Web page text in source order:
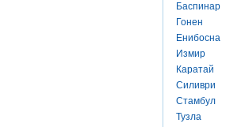
Баспинар
Гонен
Енибосна
Измир
Каратай
Силиври
Стамбул
Тузла